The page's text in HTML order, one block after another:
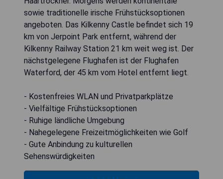
sowie traditionelle irische Frühstücksoptionen
angeboten. Das Kilkenny Castle befindet sich 19
km von Jerpoint Park entfernt, während der
Kilkenny Railway Station 21 km weit weg ist. Der
nächstgelegene Flughafen ist der Flughafen
Waterford, der 45 km vom Hotel entfernt liegt.
- Kostenfreies WLAN und Privatparkplätze
- Vielfältige Frühstücksoptionen
- Ruhige ländliche Umgebung
- Nahegelegene Freizeitmöglichkeiten wie Golf
- Gute Anbindung zu kulturellen
Sehenswürdigkeiten